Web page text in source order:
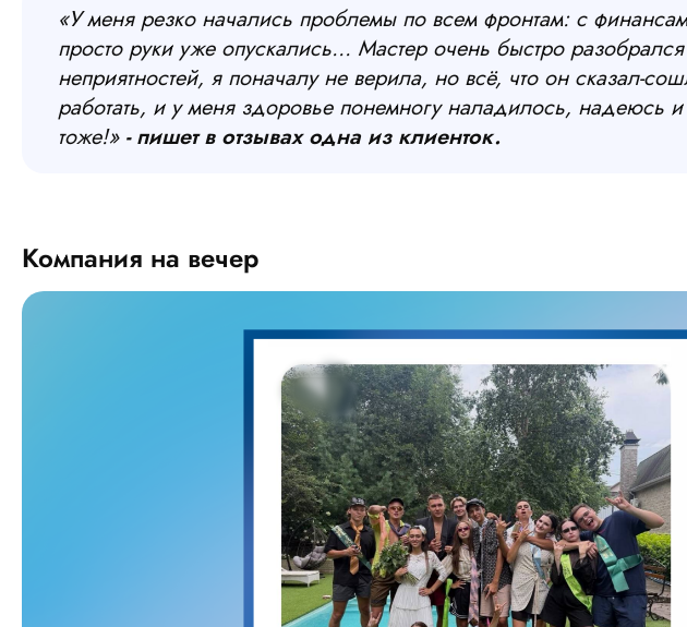
«У меня резко начались проблемы по всем фронтам: с
просто руки уже опускались… Мастер очень быстро
неприятностей, я поначалу не верила, но всё, что он сказал-
работать, и у меня здоровье понемногу наладилось, надеюсь и
тоже!» - пишет в отзывах одна из клиенток.
Компания на вечер